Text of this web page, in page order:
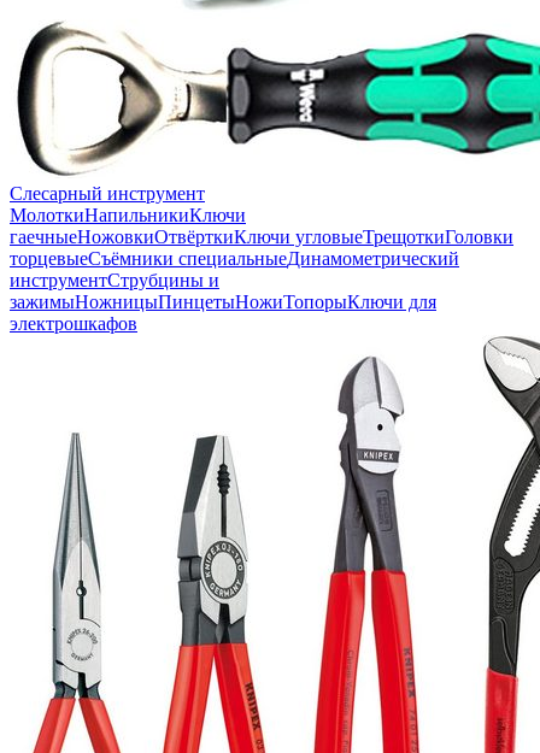
Слесарный инструмент
МолоткиНапильникиКлючи
гаечныеНожовкиОтвёрткиКлючи угловыеТрещоткиГоловки
торцевыеСъёмники специальныеДинамометрический
инструментСтрубцины и
зажимыНожницыПинцетыНожиТопорыКлючи для
электрошкафов